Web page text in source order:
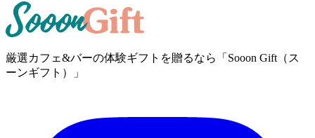
厳選カフェ&バーの体験ギフトを贈るなら「Sooon Gift（ス
ーンギフト）」